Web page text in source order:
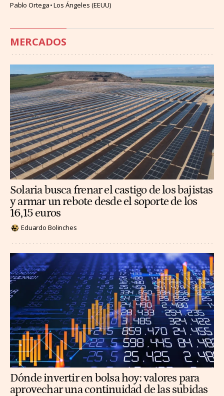
Pablo Ortega Los Ángeles (EEUU)
MERCADOS
Solaria busca frenar el castigo de los bajistas
y armar un rebote desde el soporte de los
16,15 euros
Eduardo Bolinches
Dónde invertir en bolsa hoy: valores para
aprovechar una continuidad de las subidas